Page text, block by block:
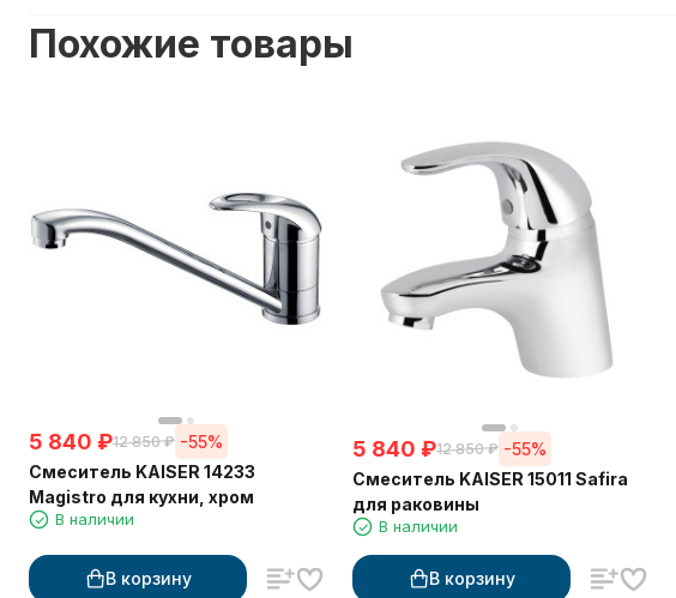
Похожие товары
5 840 ₽12 850 ₽ -55%
Смеситель KAISER 14233
Magistro для кухни, хром
В наличии
В корзину
5 840 ₽12 850 ₽ -55%
Смеситель KAISER 15011 Safira
для раковины
В наличии
В корзину